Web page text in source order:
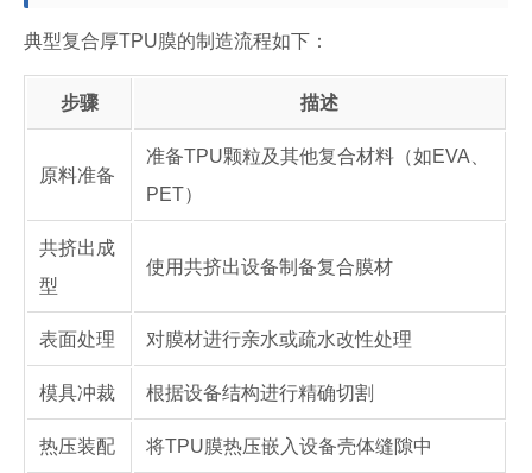
典型复合厚TPU膜的制造流程如下：
步骤 描述
原料准备
准备TPU颗粒及其他复合材料（如EVA、
PET）
共挤出成
型
使用共挤出设备制备复合膜材
表面处理 对膜材进行亲水或疏水改性处理
模具冲裁 根据设备结构进行精确切割
热压装配 将TPU膜热压嵌入设备壳体缝隙中